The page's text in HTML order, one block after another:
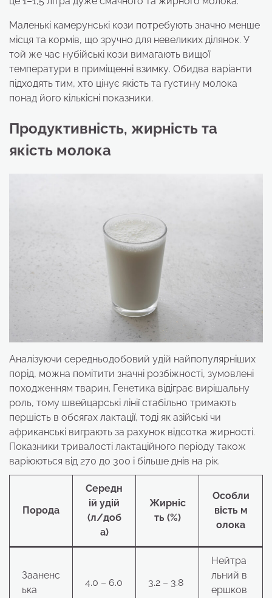
Маленькі камерунські кози потребують значно менше
місця та кормів, що зручно для невеликих ділянок. У
той же час нубійські кози вимагають вищої
температури в приміщенні взимку. Обидва варіанти
підходять тим, хто цінує якість та густину молока
понад його кількісні показники.
Продуктивність, жирність та
якість молока
Аналізуючи середньодобовий удій найпопулярніших
порід, можна помітити значні розбіжності, зумовлені
походженням тварин. Генетика відіграє вирішальну
роль, тому швейцарські лінії стабільно тримають
першість в обсягах лактації, тоді як азійські чи
африканські виграють за рахунок відсотка жирності.
Показники тривалості лактаційного періоду також
варіюються від 270 до 300 і більше днів на рік.
Порода
Середн
ій удій
(л/доб
а)
Жирніс
ть (%)
Особли
вість м
олока
Зааненс
ька
4.0 – 6.0 3.2 – 3.8
Нейтра
льний в
ершков